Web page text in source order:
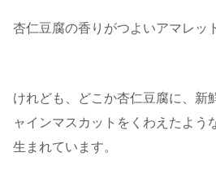
杏仁豆腐の香りがつよいアマレッ
けれども、どこか杏仁豆腐に、新
ャインマスカットをくわえたよう
生まれています。